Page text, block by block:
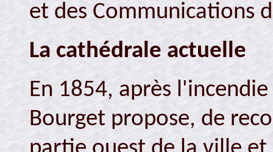
et des Communications
La cathédrale actuelle
En 1854, après
Bourget propose, de